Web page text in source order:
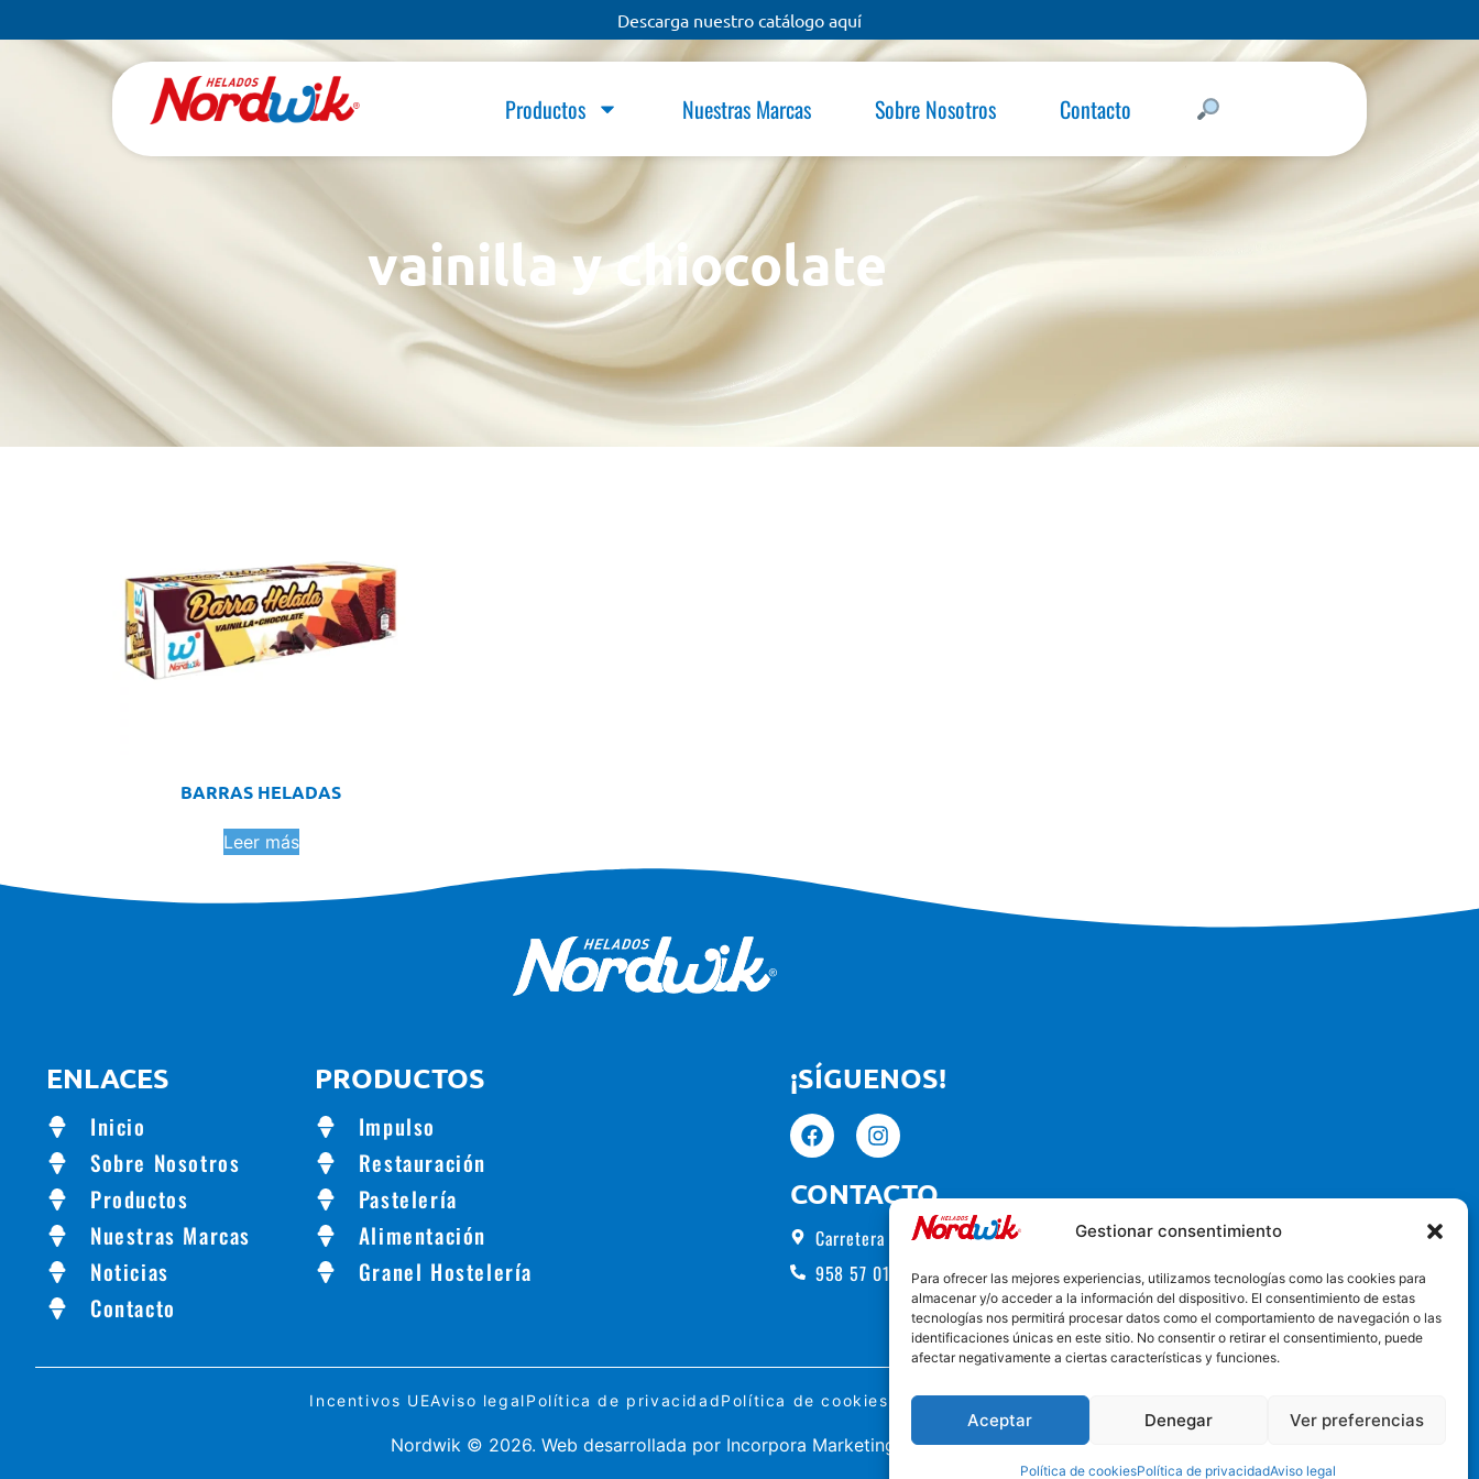
Gestionar consentimiento
Para ofrecer las mejores experiencias, utilizamos tecnologías como las cookies para
almacenar y/o acceder a la información del dispositivo. El consentimiento de estas
tecnologías nos permitirá procesar datos como el comportamiento de navegación o las
identificaciones únicas en este sitio. No consentir o retirar el consentimiento, puede
afectar negativamente a ciertas características y funciones.
Aceptar Denegar Ver preferencias
Política de cookiesPolítica de privacidadAviso legal
Descarga nuestro catálogo aquí
Productos Nuestras Marcas Sobre Nosotros Contacto
vainilla y chiocolate
BARRAS HELADAS
Leer más
ENLACES
Inicio
Sobre Nosotros
Productos
Nuestras Marcas
Noticias
Contacto
PRODUCTOS
Impulso
Restauración
Pastelería
Alimentación
Granel Hostelería
¡SÍGUENOS!
CONTACTO
Carretera de Alhama, 56, Churriana de la Vega, España
958 57 01 00
Incentivos UEAviso legalPolítica de privacidadPolítica de cookies Formulario
Nordwik © 2026. Web desarrollada por Incorpora Marketing